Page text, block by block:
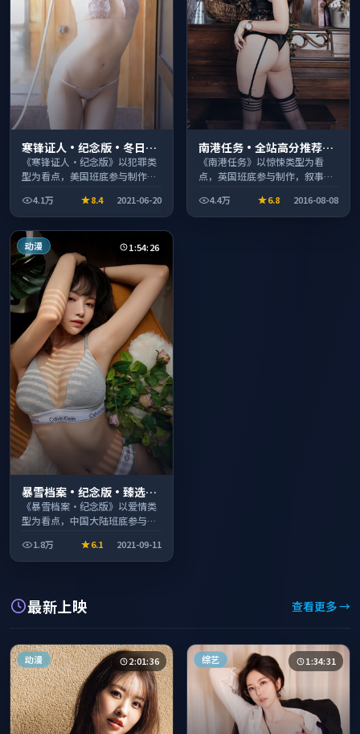
寒锋证人·纪念版·冬日典
藏系列温情叙事引人入胜
《寒锋证人·纪念版》以犯罪类
型为看点，美国班底参与制作，
时段观看。
4.1万 8.4 2021-06-20
南港任务·全站高分推荐节
奏紧凑值得追看
《南港任务》以惊悚类型为看
点，英国班底参与制作，叙事完
看。4.4万 6.8 2016-08-08
动漫 1:54:26
暴雪档案·纪念版·臻选片
单推荐画质清晰观看流畅
《暴雪档案·纪念版》以爱情类
型为看点，中国大陆班底参与制
休闲时段观看。
1.8万 6.1 2021-09-11
最新上映 查看更多 →
动漫 2:01:36 综艺 1:34:31